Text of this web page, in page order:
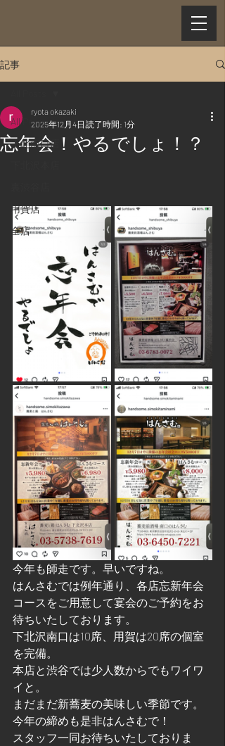
記事
All Posts
下北南口店
用賀店
全店
忘年会！やるでしょ！？
ryota okazaki
2025年12月4日 読了時間: 1分
今年も師走です。早いですね。
はんさむでは例年通り、各店忘新年会
コースをご用意して宴会のご予約をお
待ちいたしております。
下北沢南口は10席、用賀は20席の個室
を完備。
本店と渋谷では少人数からでもワイワ
イと。
まだまだ新蕎麦の美味しい季節です。
今年の締めも是非はんさむで！
スタッフ一同お待ちいたしておりま